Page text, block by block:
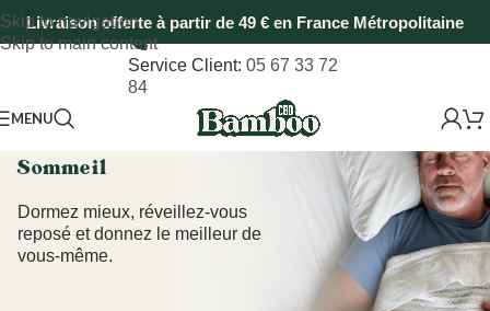
Skip to navigation
Skip to main content
Livraison offerte à partir de 49 € en France Métropolitaine
Service Client: 05 67 33 72
84
MENU
Sommeil
Dormez mieux, réveillez-vous
reposé et donnez le meilleur de
vous-même.